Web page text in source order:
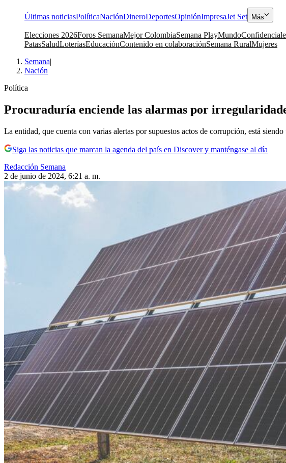
Últimas noticiasPolíticaNaciónDineroDeportesOpiniónImpresaJet Set Más
Elecciones 2026Foros SemanaMejor ColombiaSemana PlayMundo
PatasSaludLoteríasEducaciónContenido en colaboraciónSemana RuralMujeres
Semana|
Nación
Política
Procuraduría enciende las alarmas por
La entidad, que cuenta con varias alertas por supuestos actos de corrupción, está
Siga las noticias que marcan la agenda del país en Discover y manténgase al día
Redacción Semana
2 de junio de 2024, 6:21 a. m.